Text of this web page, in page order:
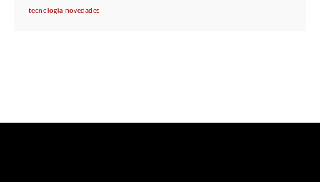
tecnologia novedades